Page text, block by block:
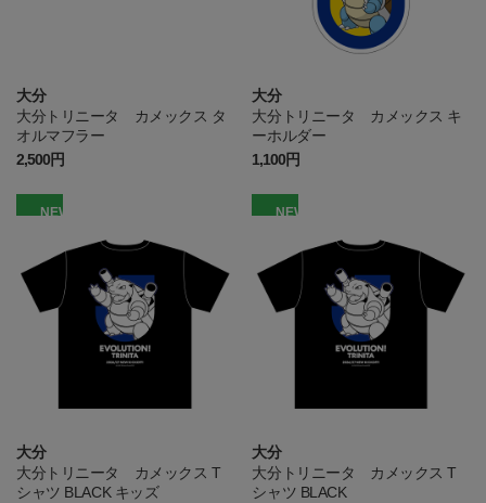
大分
大分トリニータ カメックス タ
オルマフラー
2,500円
大分
大分トリニータ カメックス キ
ーホルダー
1,100円
NEW
大分
大分トリニータ カメックス T
シャツ BLACK キッズ
NEW
大分
大分トリニータ カメックス T
シャツ BLACK